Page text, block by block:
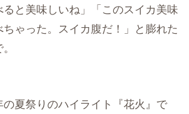
ると美味しいね」「このスイカ美味
ちゃった。スイカ腹だ！」と膨れた
夏祭りのハイライト『花火』で